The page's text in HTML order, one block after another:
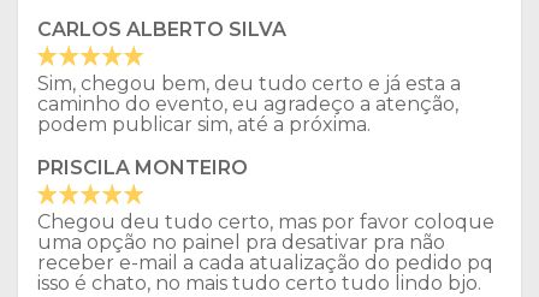
CARLOS ALBERTO SILVA
Sim, chegou bem, deu tudo certo e já esta a
caminho do evento, eu agradeço a atenção,
podem publicar sim, até a próxima.
PRISCILA MONTEIRO
Chegou deu tudo certo, mas por favor coloque
uma opção no painel pra desativar pra não
receber e-mail a cada atualização do pedido pq
isso é chato, no mais tudo certo tudo lindo bjo.